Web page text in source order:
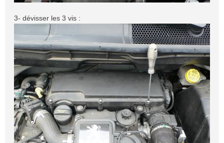
3- dévisser les 3 vis :